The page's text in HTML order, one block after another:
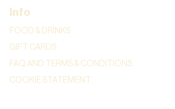
Info
FOOD & DRINKS
GIFT CARDS
FAQ AND TERMS & CONDITIONS
COOKIE STATEMENT